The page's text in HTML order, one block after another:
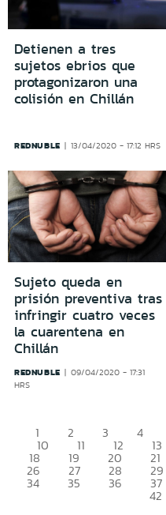
Detienen a tres
sujetos ebrios que
protagonizaron una
colisión en Chillán
REDNUBLE 13/04/2020 - 17:12 HRS
Sujeto queda en
prisión preventiva tras
infringir cuatro veces
la cuarentena en
Chillán
REDNUBLE
09/04/2020 - 17:31
HRS
1 2 3 4
10 11 12 13
18 19 20 21
26 27 28 29
34 35 36 37
42